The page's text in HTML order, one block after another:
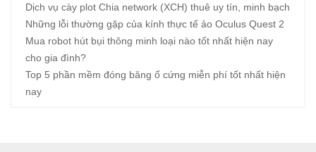
Dịch vụ cày plot Chia network (XCH) thuê uy tín, minh bạch
Những lỗi thường gặp của kính thực tế ảo Oculus Quest 2
Mua robot hút bụi thông minh loại nào tốt nhất hiện nay
cho gia đình?
Top 5 phần mềm đóng băng ổ cứng miễn phí tốt nhất hiện
nay